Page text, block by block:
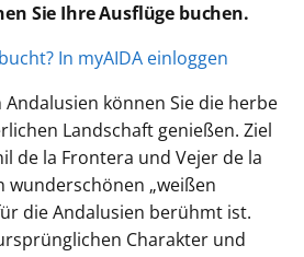
Sie Ihre Ausflüge buchen.
In myAIDA einloggen
können Sie die herbe
Landschaft genießen. Ziel
de la Frontera und Vejer de la
wunderschönen „weißen
die Andalusien berühmt ist.
Charakter und